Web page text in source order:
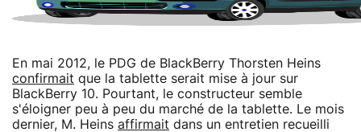
En mai 2012, le PDG de BlackBerry Thorsten Heins
confirmait que la tablette serait mise à jour sur
BlackBerry 10. Pourtant, le constructeur semble
s'éloigner peu à peu du marché de la tablette. Le mois
dernier, M. Heins affirmait dans un entretien recueilli